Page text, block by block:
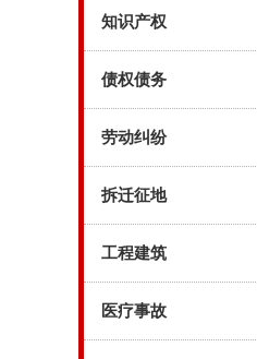
知识产权
债权债务
劳动纠纷
拆迁征地
工程建筑
医疗事故